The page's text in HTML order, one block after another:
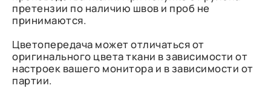
претензии по наличию швов и проб не
принимаются.
Цветопередача может отличаться от
оригинального цвета ткани в зависимости от
настроек вашего монитора и в зависимости от
партии.